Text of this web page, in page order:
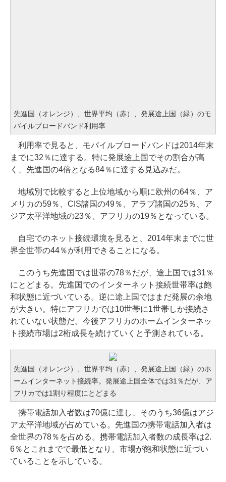
先進国（オレンジ）、世界平均（赤）、発展途上国（緑）のモ
バイルブロードバンド利用率
利用率で見ると、モバイルブロードバンドは2014年末
までに32％に達する。特に発展途上国でその割合が高
く、先進国の4倍となる84％に達する見込みだ。
地域別で比較すると上位地域から順に欧州の64％、ア
メリカの59％、CIS諸国の49％、アラブ諸国の25％、ア
ジア太平洋地域の23％、アフリカの19％となっている。
自宅でのネット接続環境を見ると、2014年末までに世
界全世帯の44％が利用できることになる。
このうち先進国では世帯の78％だが、途上国では31％
にとどまる。先進国でのインターネット接続世帯率は飽
和状態に近づいている。逆に途上国ではまだ発展の余地
が大きい。特にアフリカでは10世帯に1世帯しか接続さ
れていない状態だ。今後アフリカのホームインターネッ
ト接続市場は2桁成長を続けていくと予測されている。
先進国（オレンジ）、世界平均（赤）、発展途上国（緑）のホ
ームインターネット接続率。発展途上国全体では31％だが、ア
フリカでは1割り程度にとどまる
携帯電話加入者数は70億に達し、そのうち36億はアジ
ア太平洋地域が占めている。先進国の携帯電話加入者は
全世界の78％を占める。携帯電話加入者数の成長率は2.
6％とこれまでで最低となり、市場が飽和状態に近づい
ていることを示している。